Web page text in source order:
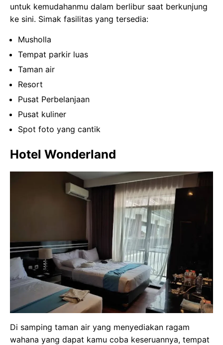
untuk kemudahanmu dalam berlibur saat berkunjung
ke sini. Simak fasilitas yang tersedia:
Musholla
Tempat parkir luas
Taman air
Resort
Pusat Perbelanjaan
Pusat kuliner
Spot foto yang cantik
Hotel Wonderland
Di samping taman air yang menyediakan ragam
wahana yang dapat kamu coba keseruannya, tempat